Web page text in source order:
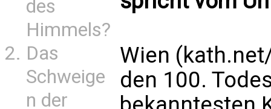
des
Himmels?
Das
Schweige
n der
Wien
den 100.